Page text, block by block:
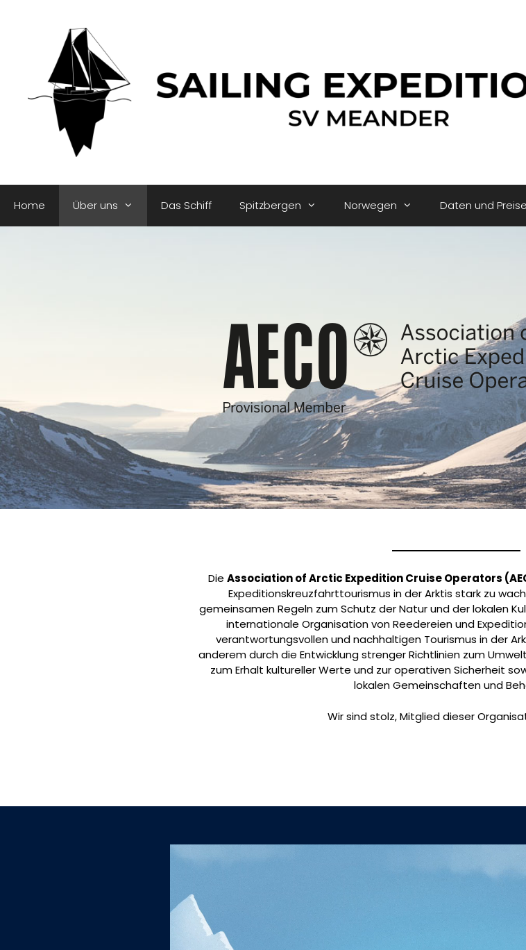
Home Über uns Das Schiff Spitzbergen Norwegen Daten und
Die Association of Arctic Expedition Cruise Operators
Expeditionskreuzfahrttourismus in der Arktis stark zu
gemeinsamen Regeln zum Schutz der Natur und der lokalen
internationale Organisation von Reedereien und
verantwortungsvollen und nachhaltigen Tourismus in der
anderem durch die Entwicklung strenger Richtlinien zum
zum Erhalt kultureller Werte und zur operativen Sicherheit
lokalen Gemeinschaften und
Wir sind stolz, Mitglied dieser